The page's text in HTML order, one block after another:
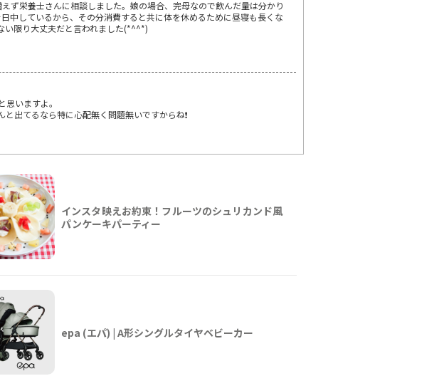
栄養士さんに相談しました。娘の場合、完母なので飲んだ量は分かり
中しているから、その分消費すると共に体を休めるために昼寝も長くな
い限り大丈夫だと言われました(*^^*)
いますよ。
出てるなら特に心配無く問題無いですからね❗
インスタ映えお約束！フルーツのシュリカンド風
パンケーキパーティー
epa (エパ) | A形シングルタイヤベビーカー